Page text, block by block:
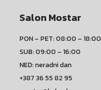
Salon Mostar
PON – PET: 08:00 – 18:00
SUB: 09:00 – 16:00
NED: neradni dan
+387 36 55 82 95